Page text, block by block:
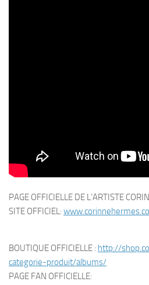
PAGE OFFICIELLE DE L’ARTISTE
SITE OFFICIEL:
BOUTIQUE OFFICIELLE : http://
categorie-produit/albums/
PAGE FAN OFFICIELLE: